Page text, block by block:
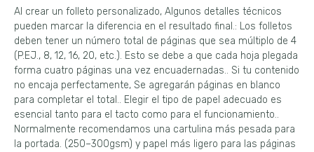
Al crear un folleto personalizado, Algunos detalles técnicos
pueden marcar la diferencia en el resultado final.: Los folletos
deben tener un número total de páginas que sea múltiplo de 4
(P.EJ., 8, 12, 16, 20, etc.). Esto se debe a que cada hoja plegada
forma cuatro páginas una vez encuadernadas.. Si tu contenido
no encaja perfectamente, Se agregarán páginas en blanco
para completar el total.. Elegir el tipo de papel adecuado es
esencial tanto para el tacto como para el funcionamiento..
Normalmente recomendamos una cartulina más pesada para
la portada. (250–300gsm) y papel más ligero para las páginas